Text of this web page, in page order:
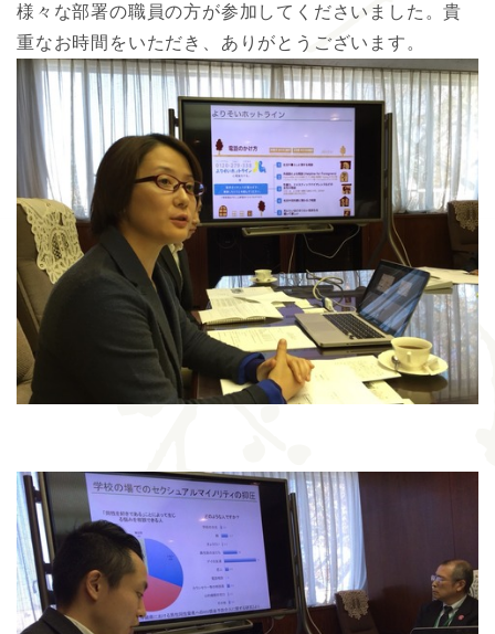
様々な部署の職員の方が参加してくださいました。貴
重なお時間をいただき、ありがとうございます。